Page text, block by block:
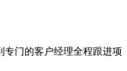
门的客户经理全程跟进项